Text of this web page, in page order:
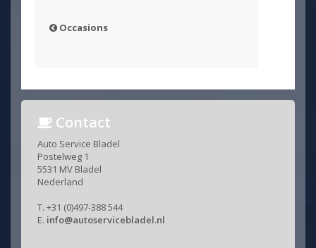
Occasions
Contact
Auto Service Bladel
Postelweg 1
5531 MV Bladel
Nederland
T. +31 (0)497-388 544
E. info@autoservicebladel.nl